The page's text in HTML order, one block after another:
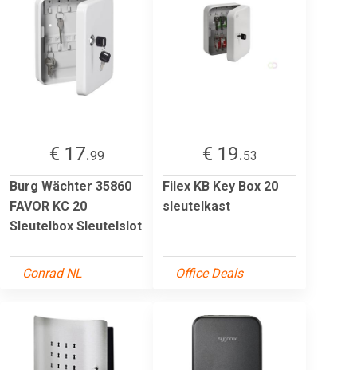
€ 17.99
Burg Wächter 35860
FAVOR KC 20
Sleutelbox Sleutelslot
Conrad NL
€ 19.53
Filex KB Key Box 20
sleutelkast
Office Deals